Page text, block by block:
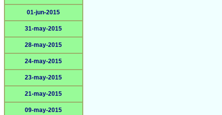
01-jun-2015
31-may-2015
28-may-2015
24-may-2015
23-may-2015
21-may-2015
09-may-2015